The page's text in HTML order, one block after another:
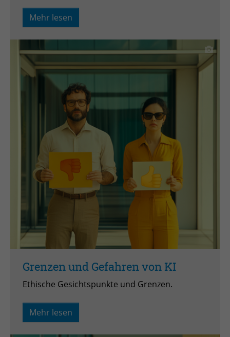
Mehr lesen
Grenzen und Gefahren von KI
Ethische Gesichtspunkte und Grenzen.
Mehr lesen
Name
Anbieter TYPO3
1 Monat
Zweck Admin-Login Redaktionssystem
Name be_typo3_user
Anbieter TYPO3
Zweck Admin-Login Redaktionssystem
Laufzeit Session